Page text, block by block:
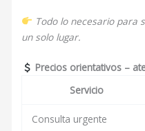
Todo lo necesario para
un solo lugar.
Precios orientativos –
Servicio
Consulta urgente